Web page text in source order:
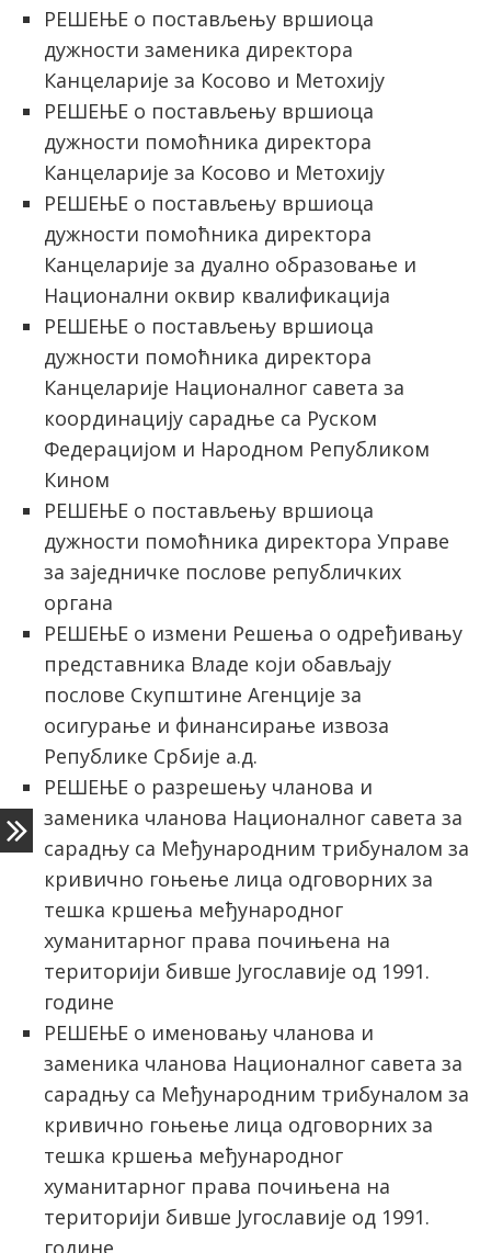
РЕШЕЊЕ о постављењу вршиоца
дужности заменика директора
Канцеларије за Косово и Метохију
РЕШЕЊЕ о постављењу вршиоца
дужности помоћника директора
Канцеларије за Косово и Метохију
РЕШЕЊЕ о постављењу вршиоца
дужности помоћника директора
Канцеларије за дуално образовање и
Национални оквир квалификација
РЕШЕЊЕ о постављењу вршиоца
дужности помоћника директора
Канцеларије Националног савета за
координацију сарадње са Руском
Федерацијом и Народном Републиком
Кином
РЕШЕЊЕ о постављењу вршиоца
дужности помоћника директора Управе
за заједничке послове републичких
органа
РЕШЕЊЕ о измени Решења о одређивању
представника Владе који обављају
послове Скупштине Агенције за
осигурање и финансирање извоза
Републике Србије а.д.
РЕШЕЊЕ о разрешењу чланова и
заменика чланова Националног савета за
сарадњу са Међународним трибуналом за
кривично гоњење лица одговорних за
тешка кршења међународног
хуманитарног права почињена на
територији бивше Југославије од 1991.
године
РЕШЕЊЕ о именовању чланова и
заменика чланова Националног савета за
сарадњу са Међународним трибуналом за
кривично гоњење лица одговорних за
тешка кршења међународног
хуманитарног права почињена на
територији бивше Југославије од 1991.
године